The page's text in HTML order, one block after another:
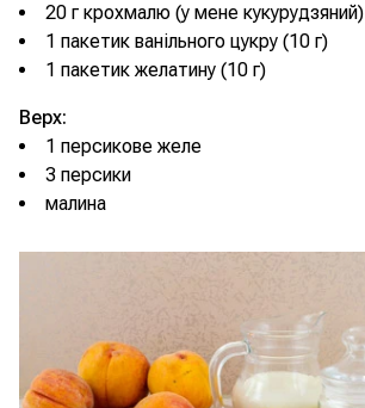
20 г крохмалю (у мене кукурудзяний)
1 пакетик ванільного цукру (10 г)
1 пакетик желатину (10 г)
Верх:
1 персикове желе
3 персики
малина